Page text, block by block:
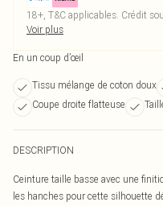
18+, T&C applicables. Crédit
Voir plus
En un coup d’œil
Tissu mélange de coton doux
Coupe droite flatteuse
DESCRIPTION
Ceinture taille basse avec une
les hanches pour cette silhouette